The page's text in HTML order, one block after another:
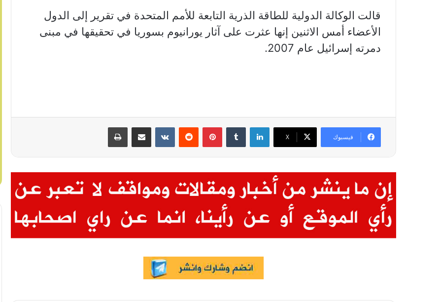
قالت الوكالة الدولية للطاقة الذرية التابعة للأمم المتحدة في تقرير إلى الدول
الأعضاء أمس الاثنين إنها عثرت على آثار يورانيوم بسوريا في تحقيقها في مبنى
دمرته إسرائيل عام 2007.
فيسبوك X
لينكدإن بينتيريست مشاركة عبر البريد طباعة